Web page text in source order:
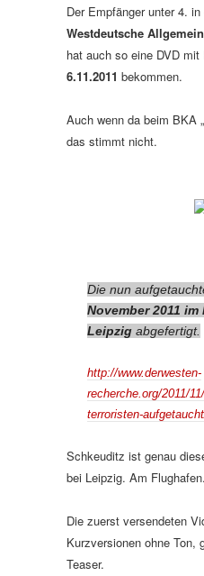
Der Empfänger unter 4.
Westdeutsche
hat auch so eine DVD
6.11.2011 bekommen.
Auch wenn da beim BKA
das stimmt nicht.
Die nun
November 2011
Leipzig abgefertigt.
http://www.derwesten-
recherche.org/2011/
terroristen-
Schkeuditz ist genau
bei Leipzig. Am Flughafen.
Die zuerst versendeten
Kurzversionen ohne Ton,
Teaser.